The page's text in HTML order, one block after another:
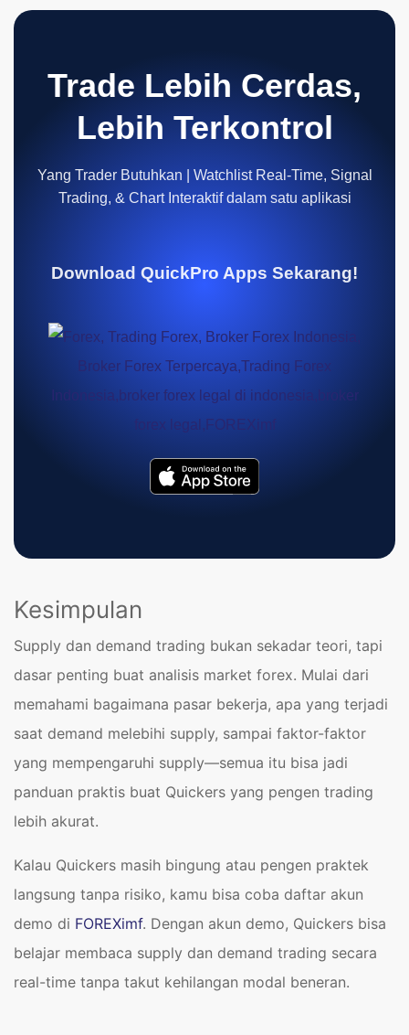
Trade Lebih Cerdas,
Lebih Terkontrol
Yang Trader Butuhkan | Watchlist Real-Time, Signal
Trading, & Chart Interaktif dalam satu aplikasi
Download QuickPro Apps Sekarang!
Kesimpulan
Supply dan demand trading bukan sekadar teori, tapi
dasar penting buat analisis market forex. Mulai dari
memahami bagaimana pasar bekerja, apa yang terjadi
saat demand melebihi supply, sampai faktor-faktor
yang mempengaruhi supply—semua itu bisa jadi
panduan praktis buat Quickers yang pengen trading
lebih akurat.
Kalau Quickers masih bingung atau pengen praktek
langsung tanpa risiko, kamu bisa coba daftar akun
demo di FOREXimf. Dengan akun demo, Quickers bisa
belajar membaca supply dan demand trading secara
real-time tanpa takut kehilangan modal beneran.